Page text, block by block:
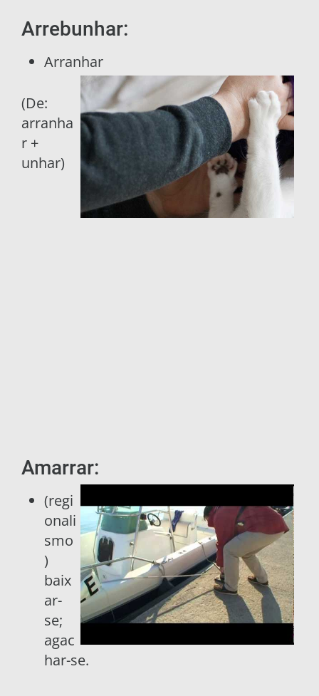
Arrebunhar:
Arranhar
(De:
arranha
r +
unhar)
Amarrar:
(regi
onali
smo
)
baix
ar-
se;
agac
har-se.